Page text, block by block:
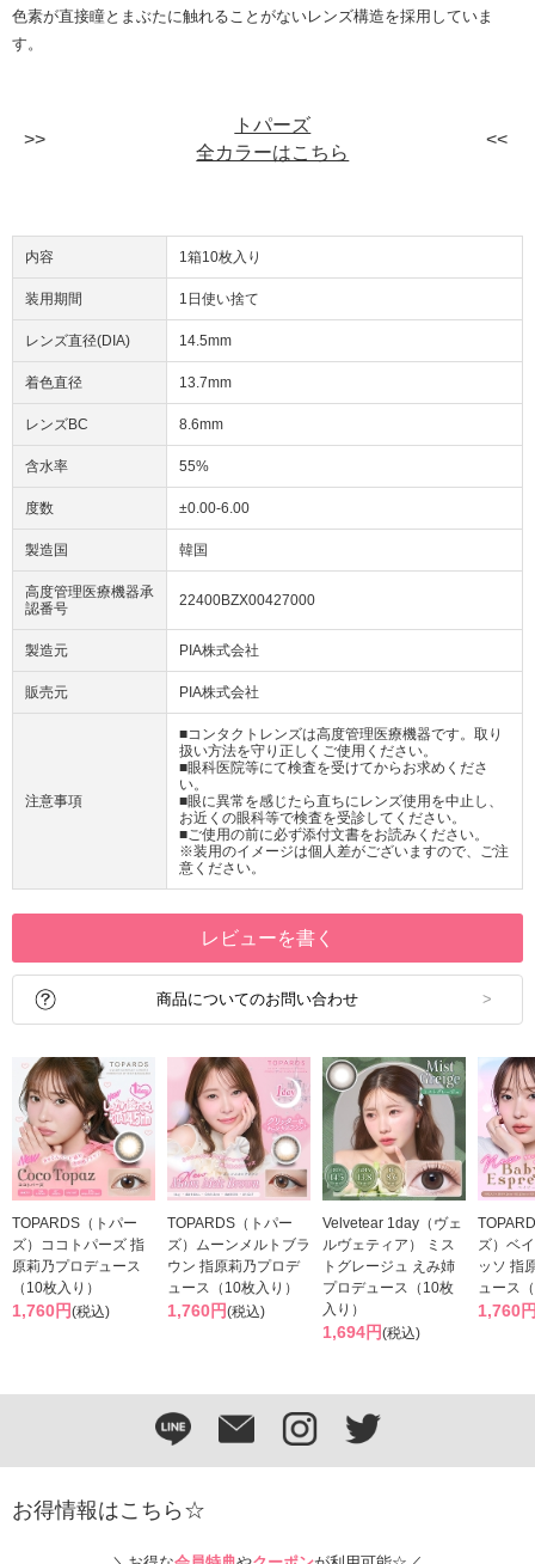
色素が直接瞳とまぶたに触れることがないレンズ構造を採用していま
す。
トパーズ
全カラーはこちら
内容 1箱10枚入り
装用期間 1日使い捨て
レンズ直径(DIA) 14.5mm
着色直径 13.7mm
レンズBC 8.6mm
含水率 55%
度数 ±0.00-6.00
製造国 韓国
高度管理医療機器承
認番号
22400BZX00427000
製造元 PIA株式会社
販売元 PIA株式会社
注意事項
■コンタクトレンズは高度管理医療機器です。取り
扱い方法を守り正しくご使用ください。
■眼科医院等にて検査を受けてからお求めくださ
い。
■眼に異常を感じたら直ちにレンズ使用を中止し、
お近くの眼科等で検査を受診してください。
■ご使用の前に必ず添付文書をお読みください。
※装用のイメージは個人差がございますので、ご注
意ください。
レビューを書く
商品についてのお問い合わせ
TOPARDS（トパー
ズ）ココトパーズ 指
原莉乃プロデュース
（10枚入り）
1,760円(税込)
TOPARDS（トパー
ズ）ムーンメルトブラ
ウン 指原莉乃プロデ
ュース（10枚入り）
1,760円(税込)
Velvetear 1day（ヴェ
ルヴェティア） ミス
トグレージュ えみ姉
プロデュース（10枚
入り）
1,694円(税込)
ズ）ベ
ッソ 指
ュース
1,760
お得情報はこちら☆